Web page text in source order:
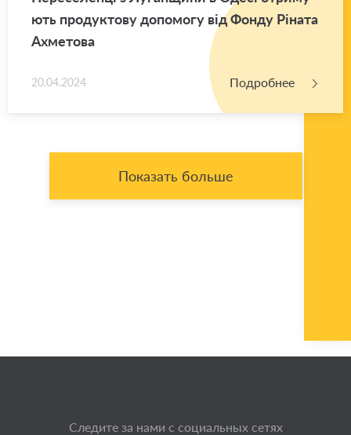
ють про­дук­то­ву до­по­мо­гу від Фонду Ріната
Ах­ме­то­ва
20.04.2024 Подробнее
Показать больше
Следите за нами с социальных сетях